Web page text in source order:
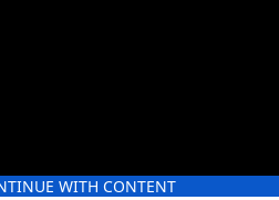
WITH CONTENT